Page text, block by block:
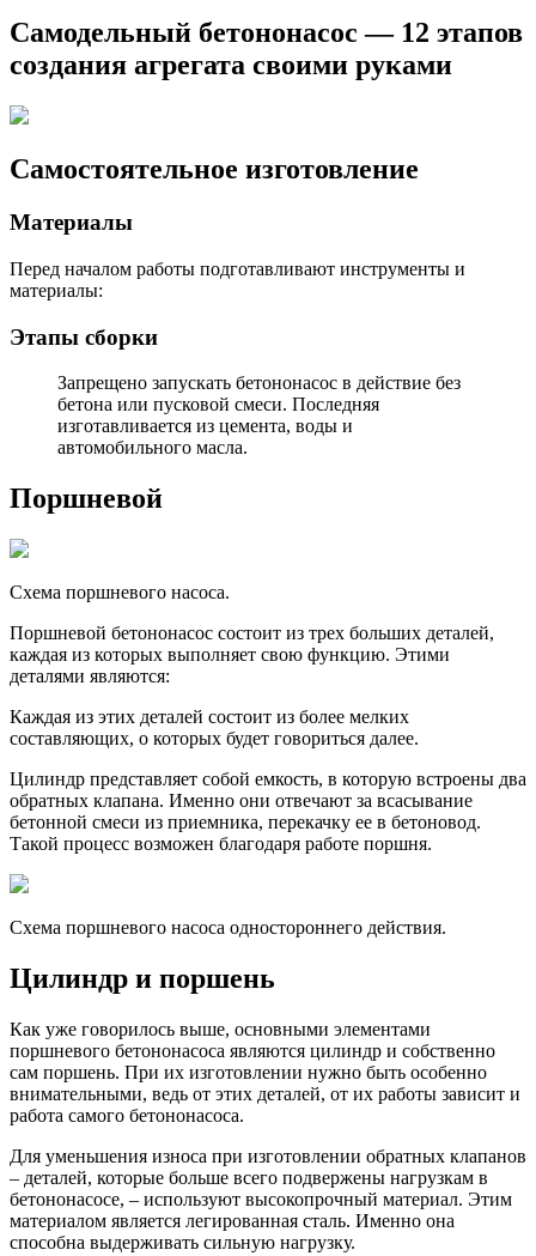
Самодельный бетононасос — 12 этапов
создания агрегата своими руками
Самостоятельное изготовление
Материалы
Перед началом работы подготавливают инструменты и
материалы:
Этапы сборки
Запрещено запускать бетононасос в действие без
бетона или пусковой смеси. Последняя
изготавливается из цемента, воды и
автомобильного масла.
Поршневой
Схема поршневого насоса.
Поршневой бетононасос состоит из трех больших деталей,
каждая из которых выполняет свою функцию. Этими
деталями являются:
Каждая из этих деталей состоит из более мелких
составляющих, о которых будет говориться далее.
Цилиндр представляет собой емкость, в которую встроены два
обратных клапана. Именно они отвечают за всасывание
бетонной смеси из приемника, перекачку ее в бетоновод.
Такой процесс возможен благодаря работе поршня.
Схема поршневого насоса одностороннего действия.
Цилиндр и поршень
Как уже говорилось выше, основными элементами
поршневого бетононасоса являются цилиндр и собственно
сам поршень. При их изготовлении нужно быть особенно
внимательными, ведь от этих деталей, от их работы зависит и
работа самого бетононасоса.
Для уменьшения износа при изготовлении обратных клапанов
– деталей, которые больше всего подвержены нагрузкам в
бетононасосе, – используют высокопрочный материал. Этим
материалом является легированная сталь. Именно она
способна выдерживать сильную нагрузку.